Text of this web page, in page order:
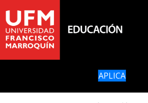
APLICA